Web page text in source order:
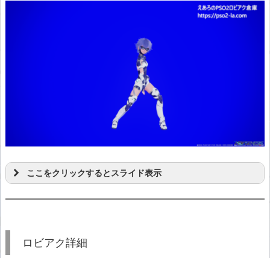
ここをクリックするとスライド表示
ロビアク詳細